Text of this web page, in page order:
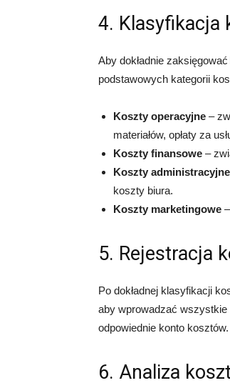
4. Klasyfikacja
Aby dokładnie
podstawowych kategorii
Koszty operacyjne –
materiałów, opłaty za
Koszty finansowe –
Koszty administracyjne
koszty biura.
Koszty marketingowe
5. Rejestracja
Po dokładnej klasyfikacji
aby wprowadzać wszystkie
odpowiednie konto
6. Analiza